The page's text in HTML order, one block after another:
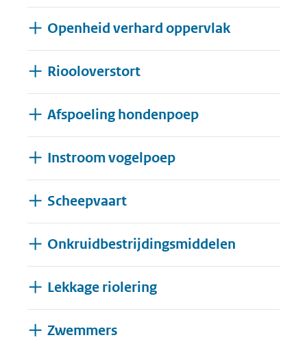
Openheid verhard oppervlak
Riooloverstort
Afspoeling hondenpoep
Instroom vogelpoep
Scheepvaart
Onkruidbestrijdingsmiddelen
Lekkage riolering
ZwemmersUitklappen